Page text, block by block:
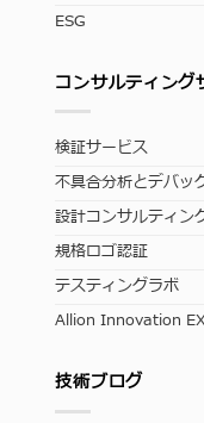
ESG
コンサルティング
検証サービス
不具合分析とデバッ
設計コンサルティン
規格ロゴ認証
テスティングラボ
Allion Innovation
技術ブログ